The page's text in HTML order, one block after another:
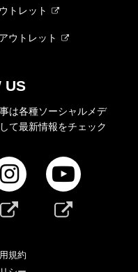
トレット
ウトレット
US
は各種ソーシャルメデ
て最新情報をチェック
規約